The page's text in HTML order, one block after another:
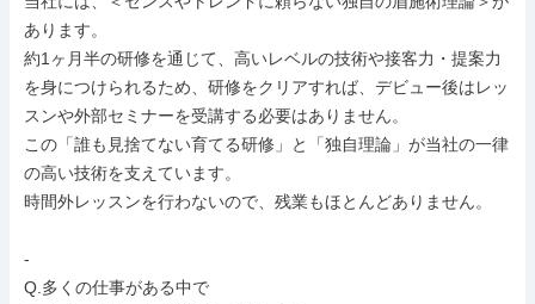
あります。
約1ヶ月半の研修を通じて、高いレベルの技術や接客力・提案力
を身につけられるため、研修をクリアすれば、デビュー後はレッ
スンや外部セミナーを受講する必要はありません。
この「誰も見捨てない育てる研修」と「独自理論」が当社の一律
の高い技術を支えています。
時間外レッスンを行わないので、残業もほとんどありません。
-
Q.多くの仕事がある中で